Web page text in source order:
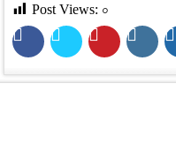
Post Views: ০